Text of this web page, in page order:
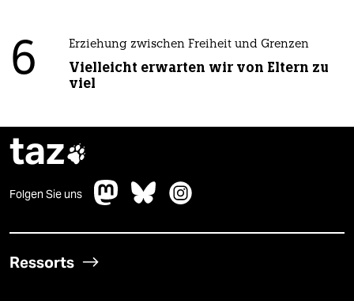
6 Erziehung zwischen Freiheit und Grenzen
Vielleicht erwarten wir von Eltern zu
viel
taz
Folgen Sie uns
Ressorts